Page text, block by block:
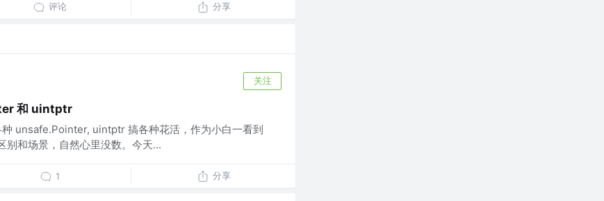
评论 分享
关注
和 uintptr
unsafe.Pointer, uintptr 搞各种花活，作为小白一看到
别和场景，自然心里没数。今天...
1 分享